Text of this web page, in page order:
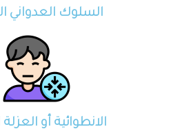
السلوك العدواني
الانطوائية أو العزلة